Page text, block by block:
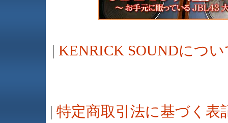
| KENRICK SOUNDにつ
| 特定商取引法に基づく表